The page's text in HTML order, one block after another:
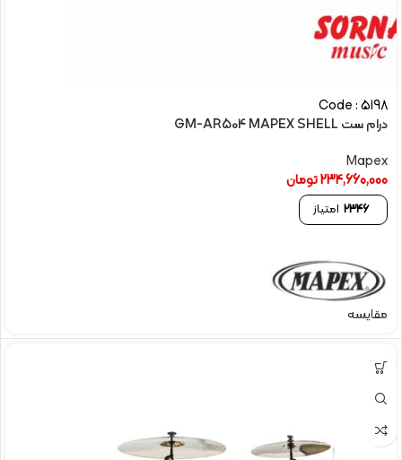
Code : 5198
درام ست GM-AR504 MAPEX SHELL
Mapex
234,660,000تومان
2346 امتیاز
مقایسه